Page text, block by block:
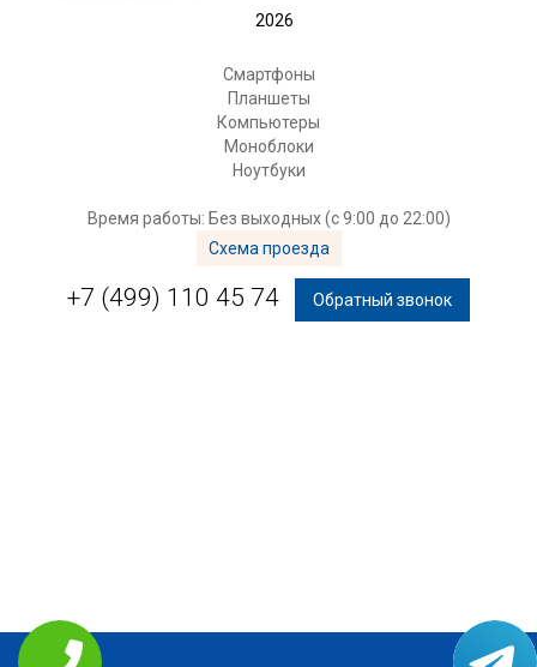
2026
Смартфоны
Планшеты
Компьютеры
Моноблоки
Ноутбуки
Время работы: Без выходных (с 9:00 до 22:00)
Схема проезда
+7 (499) 110 45 74 Обратный звонок